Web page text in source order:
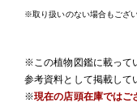
※取り扱いのない場合もござ
※この植物図鑑に載って
参考資料として掲載して
※現在の店頭在庫ではご